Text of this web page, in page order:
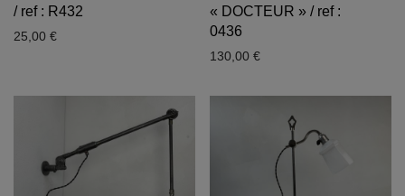
/ ref : R432
25,00 €
« DOCTEUR » / ref :
0436
130,00 €